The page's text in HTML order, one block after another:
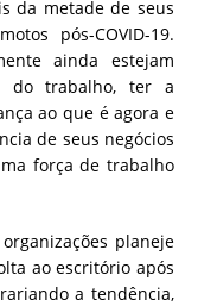
da metade de seus
pós-COVID-19.
ainda estejam
do trabalho, ter a
ao que é agora e
de seus negócios
força de trabalho
planeje
ao escritório após
a tendência,